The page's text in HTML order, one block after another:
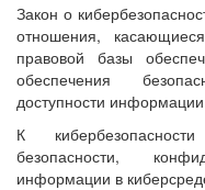
Закон о
отношения,
правовой базы
обеспечения
доступности
К
безопасности,
информации в